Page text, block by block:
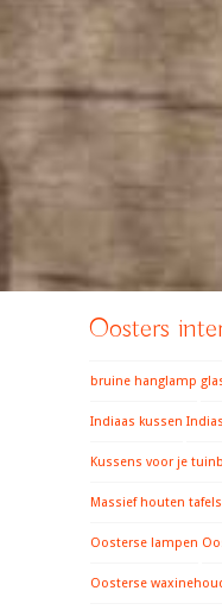
Oosters
bruine hanglamp
Indiaas kussen
Kussens voor je
Massief houten tafels
Oosterse lampen
Oosterse